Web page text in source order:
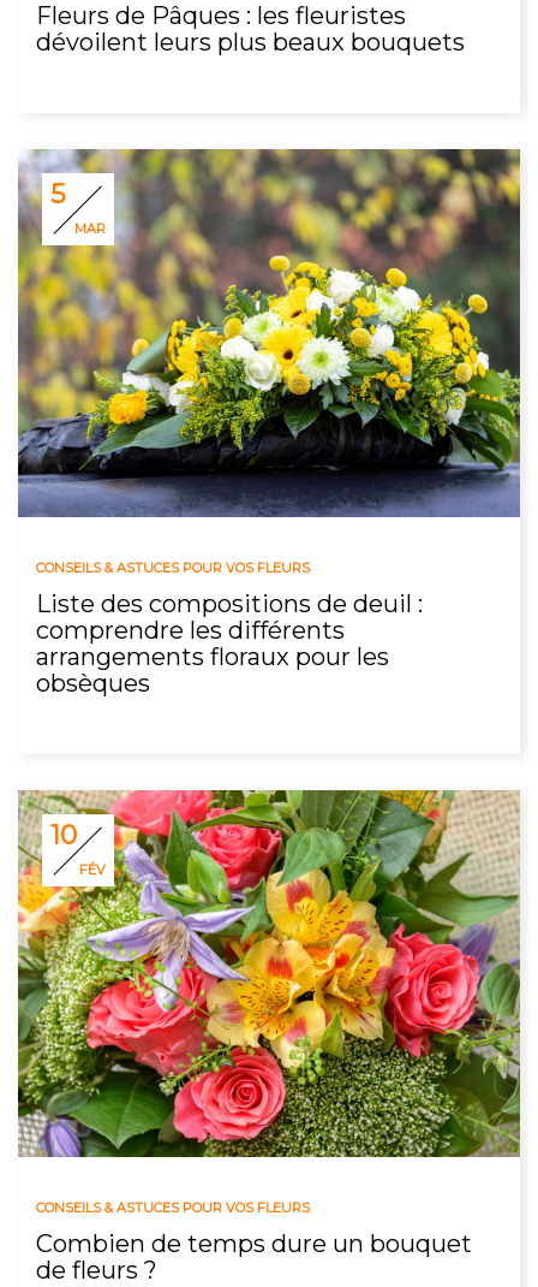
Fleurs de Pâques : les fleuristes
dévoilent leurs plus beaux bouquets
5
MAR
CONSEILS & ASTUCES POUR VOS FLEURS
Liste des compositions de deuil :
comprendre les différents
arrangements floraux pour les
obsèques
10
FÉV
CONSEILS & ASTUCES POUR VOS FLEURS
Combien de temps dure un bouquet
de fleurs ?